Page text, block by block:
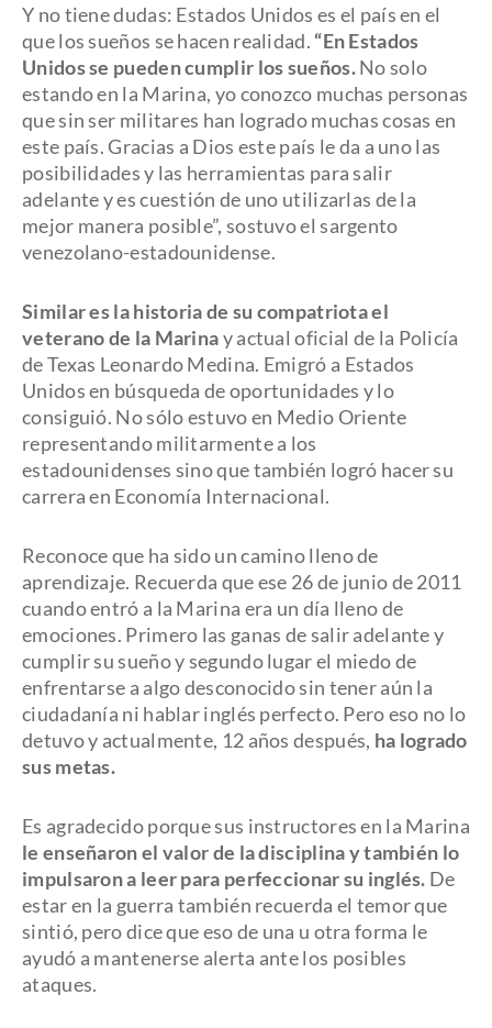
Y no tiene dudas: Estados Unidos es el país en el
que los sueños se hacen realidad. “En Estados
Unidos se pueden cumplir los sueños.No solo
estando en la Marina, yo conozco muchas personas
que sin ser militares han logrado muchas cosas en
este país. Gracias a Dios este país le da a uno las
posibilidades y las herramientas para salir
adelante y es cuestión de uno utilizarlas de la
mejor manera posible”, sostuvo el sargento
venezolano-estadounidense.
Similar es la historia de su compatriota el
veterano de la Marinay actual oficial de la Policía
de Texas Leonardo Medina. Emigró a Estados
Unidos en búsqueda de oportunidades y lo
consiguió. No sólo estuvo en Medio Oriente
representando militarmente a los
estadounidenses sino que también logró hacer su
carrera en Economía Internacional.
Reconoce que ha sido un camino lleno de
aprendizaje. Recuerda que ese 26 de junio de 2011
cuando entró a la Marina era un día lleno de
emociones. Primero las ganas de salir adelante y
cumplir su sueño y segundo lugar el miedo de
enfrentarse a algo desconocido sin tener aún la
ciudadanía ni hablar inglés perfecto. Pero eso no lo
detuvo y actualmente, 12 años después, ha logrado
sus metas.
Es agradecido porque sus instructores en la Marina
le enseñaron el valor de la disciplina y también lo
impulsaron a leer para perfeccionar su inglés. De
estar en la guerra también recuerda el temor que
sintió, pero dice que eso de una u otra forma le
ayudó a mantenerse alerta ante los posibles
ataques.